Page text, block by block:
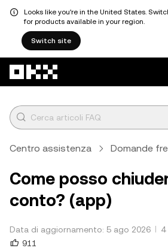
Looks like you're in the United States.
for products available in your region.
Switch site
Centro assistenza Domande
Come posso
conto? (app)
Data di aggiornamento: 5 ago 2026
4
911